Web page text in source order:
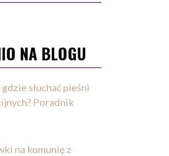
NA BLOGU
gdzie słuchać pieśni
Poradnik
na komunię z